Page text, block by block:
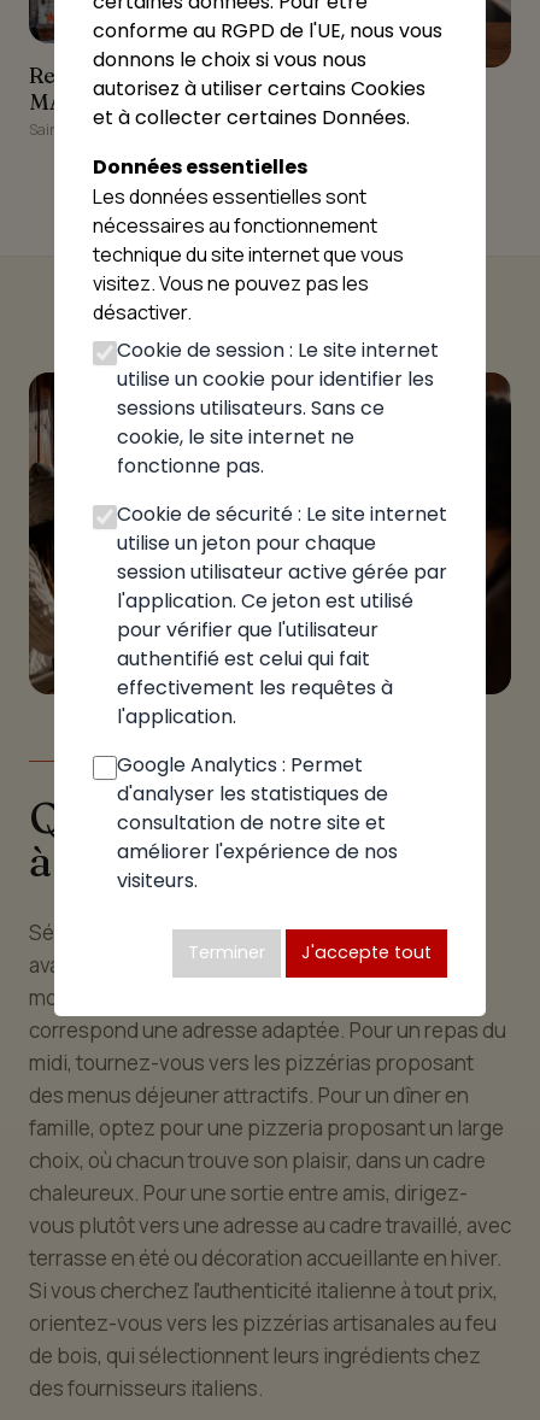
Restaurant - Pizzeria
MANGIO PIZZA
★★★★☆
Restaurant - Pizzeria
MANGIO PIZZA
Saint-Jeoire
pizzalpes
pizzalpes
Onnion
LE GUIDE
Quelle pizzeria choisir
à La Tour
Sélectionner la bonne pizzeria à La tour dépend
avant tout de l'occasion et de vos envies du
moment. À chaque moment de la journée,
correspond une adresse adaptée. Pour un repas du
midi, tournez-vous vers les pizzérias proposant
des menus déjeuner attractifs. Pour un dîner en
famille, optez pour une pizzeria proposant un large
choix, où chacun trouve son plaisir, dans un cadre
chaleureux. Pour une sortie entre amis, dirigez-
vous plutôt vers une adresse au cadre travaillé, avec
terrasse en été ou décoration accueillante en hiver.
Si vous cherchez l'authenticité italienne à tout prix,
orientez-vous vers les pizzérias artisanales au feu
de bois, qui sélectionnent leurs ingrédients chez
des fournisseurs italiens.
conforme au RGPD de l'UE, nous vous
donnons le choix si vous nous
autorisez à utiliser certains Cookies
et à collecter certaines Données.
Données essentielles
Les données essentielles sont
nécessaires au fonctionnement
technique du site internet que vous
visitez. Vous ne pouvez pas les
désactiver.
Cookie de session : Le site internet
utilise un cookie pour identifier les
sessions utilisateurs. Sans ce
cookie, le site internet ne
fonctionne pas.
Cookie de sécurité : Le site internet
utilise un jeton pour chaque
session utilisateur active gérée par
l'application. Ce jeton est utilisé
pour vérifier que l'utilisateur
authentifié est celui qui fait
effectivement les requêtes à
l'application.
Google Analytics : Permet
d'analyser les statistiques de
consultation de notre site et
améliorer l'expérience de nos
visiteurs.
Terminer J'accepte tout